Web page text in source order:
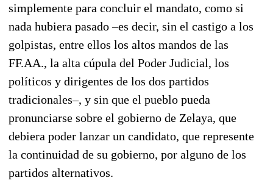
simplemente para concluir el mandato, como si
nada hubiera pasado –es decir, sin el castigo a los
golpistas, entre ellos los altos mandos de las
FF.AA., la alta cúpula del Poder Judicial, los
políticos y dirigentes de los dos partidos
tradicionales–, y sin que el pueblo pueda
pronunciarse sobre el gobierno de Zelaya, que
debiera poder lanzar un candidato, que represente
la continuidad de su gobierno, por alguno de los
partidos alternativos.